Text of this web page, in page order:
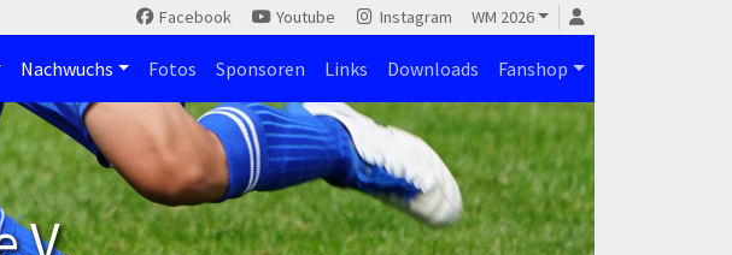
Facebook Youtube Instagram WM 2026
Nachwuchs Fotos Sponsoren Links Downloads Fanshop